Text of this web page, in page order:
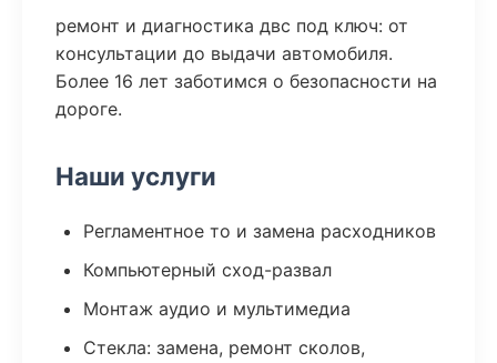
ремонт и диагностика двс под ключ: от
консультации до выдачи автомобиля.
Более 16 лет заботимся о безопасности на
дороге.
Наши услуги
Регламентное то и замена расходников
Компьютерный сход-развал
Монтаж аудио и мультимедиа
Стекла: замена, ремонт сколов,